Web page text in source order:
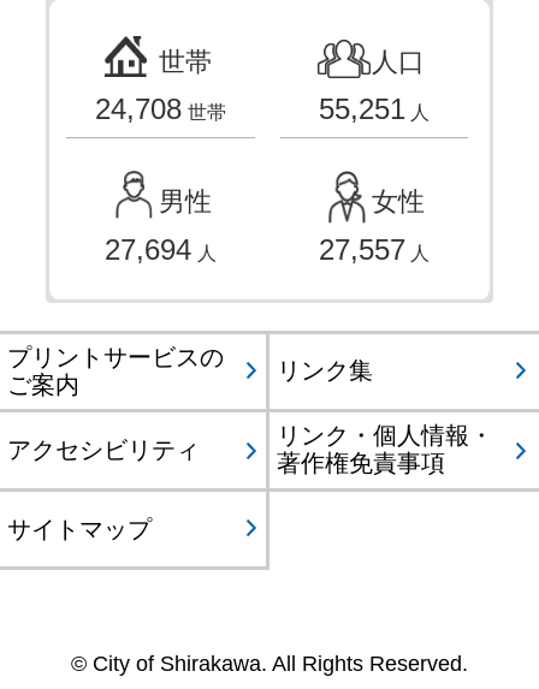
世帯
24,708 世帯
人口
55,251 人
男性
27,694 人
女性
27,557 人
プリントサービスの
ご案内
リンク集
アクセシビリティ
リンク・個人情報・
著作権免責事項
サイトマップ
© City of Shirakawa. All Rights Reserved.